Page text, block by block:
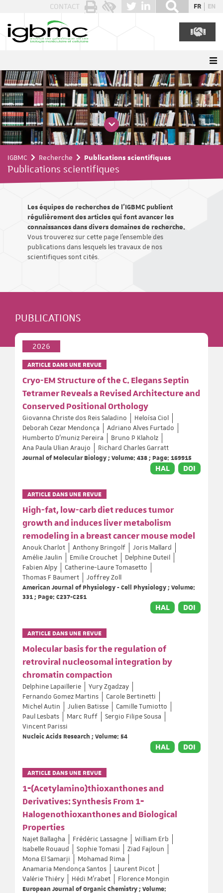
CONTACT FR EN
IGBMC Recherche Publications scientifiques
Publications scientifiques
Les équipes de recherches de l'IGBMC publient
régulièrement des articles qui font avancer les
connaissances dans divers domaines de recherche.
Vous trouverez sur cette page l'ensemble des
publications dans lesquels les travaux de nos
scientifiques sont cités.
PUBLICATIONS
2026
ARTICLE DANS UNE REVUE
Cryo-EM Structure of the C. Elegans Septin
Tetramer Reveals a Revised Architecture and
Conserved Positional Orthology
Giovanna Christe dos Reis Saladino
Heloísa Ciol
Deborah Cezar Mendonça
Adriano Alves Furtado
Humberto D’muniz Pereira
Bruno P Klaholz
Ana Paula Ulian Araujo
Richard Charles Garratt
Journal of Molecular Biology ; Volume: 438 ; Page: 169915
HAL DOI
ARTICLE DANS UNE REVUE
High-fat, low-carb diet reduces tumor
growth and induces liver metabolism
remodeling in a breast cancer mouse model
Anouk Charlot Anthony Bringolf
Joris Mallard
Amélie Jaulin
Emilie Crouchet
Delphine Duteil
Fabien Alpy
Catherine-Laure Tomasetto
Thomas F Baumert
Joffrey Zoll
American Journal of Physiology - Cell Physiology ; Volume:
331 ; Page: C237-C251
HAL DOI
ARTICLE DANS UNE REVUE
Molecular basis for the regulation of
retroviral nucleosomal integration by
chromatin compaction
Delphine Lapaillerie
Yury Zgadzay
Fernando Gomez Martins
Carole Bertinetti
Michel Autin
Julien Batisse
Camille Tumiotto
Paul Lesbats
Marc Ruff
Sergio Filipe Sousa
Vincent Parissi
Nucleic Acids Research ; Volume: 54
HAL DOI
ARTICLE DANS UNE REVUE
1‐(Acetylamino)thioxanthones and
Derivatives: Synthesis From 1‐
Halogenothioxanthones and Biological
Properties
Najet Ballagha Frédéric Lassagne
William Erb
Isabelle Rouaud
Sophie Tomasi
Ziad Fajloun
Mona El Samarji
Mohamad Rima
Anamaria Mendonça Santos
Laurent Picot
Valérie Thiéry
Hédi M’rabet
Florence Mongin
European Journal of Organic Chemistry ; Volume:
Panneau de gestion des cookies